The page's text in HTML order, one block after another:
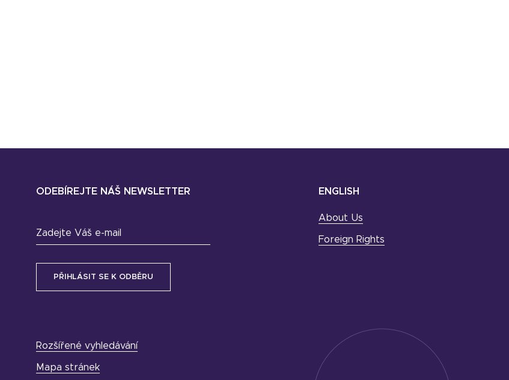
ODEBÍREJTE NÁŠ NEWSLETTER
Zadejte Váš e-mail
Rozšířené vyhledávání
Mapa stránek
ENGLISH
About Us
Foreign Rights